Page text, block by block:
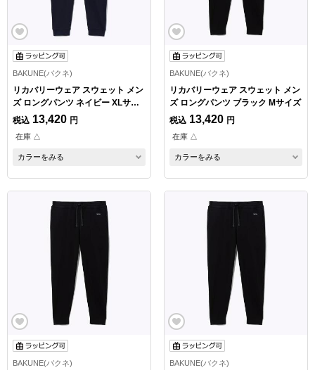
BAKUNE(バクネ)
リカバリーウェア スウェット メン
ズ ロングパンツ ネイビー XLサイ
ズ
税込 13,420 円
在庫 △
カラーをみる
BAKUNE(バクネ)
リカバリーウェア スウェット メン
ズ ロングパンツ ブラック Mサイズ
税込 13,420 円
在庫 △
カラーをみる
BAKUNE(バクネ) BAKUNE(バクネ)